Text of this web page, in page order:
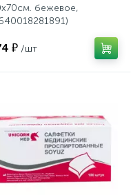
бежевое,
₽ /шт